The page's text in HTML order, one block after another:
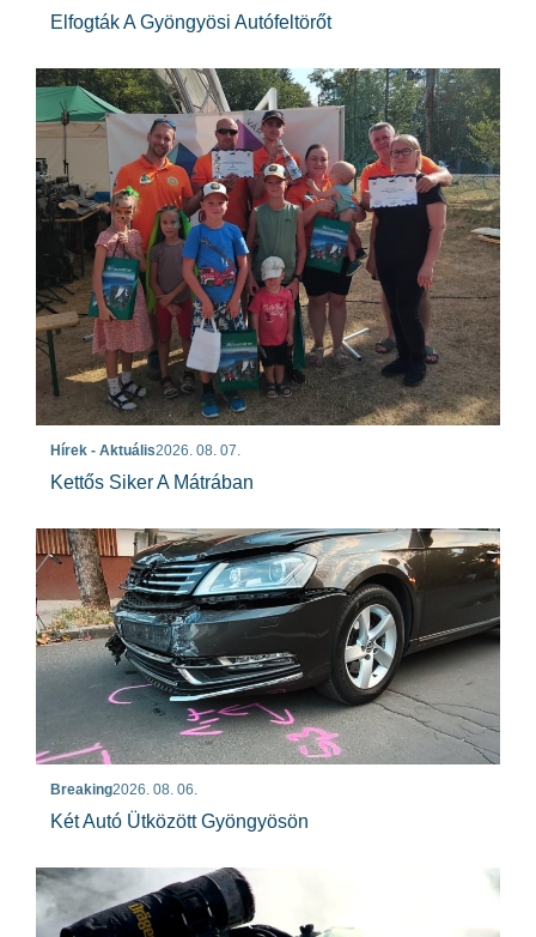
Elfogták A Gyöngyösi Autófeltörőt
Hírek - Aktuális2026. 08. 07.
Kettős Siker A Mátrában
Breaking2026. 08. 06.
Két Autó Ütközött Gyöngyösön